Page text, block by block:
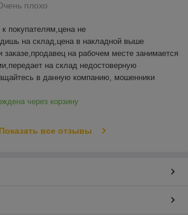
плохо
покупателям,цена не
на склад,цена в накладной выше
заказе,продавец на рабочем месте занимается
на склад недостоверную
в данную компанию, мошенники
через корзину
Показать все отзывы